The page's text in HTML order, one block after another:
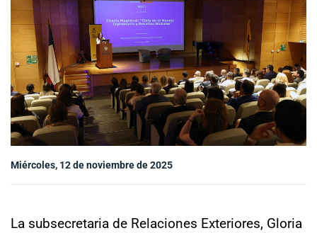
Subsecretaría de Relaciones Económicas
Internacionales
Sala de prensa
modo claro
Miércoles, 12 de noviembre de 2025
La subsecretaria de Relaciones Exteriores, Gloria